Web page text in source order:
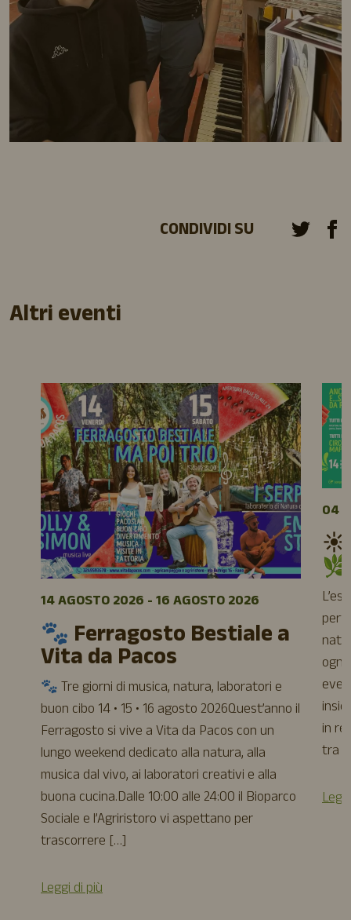
CONDIVIDI SU
Altri eventi
14 AGOSTO 2026 - 16 AGOSTO 2026
🐾 Ferragosto Bestiale a
Vita da Pacos
🐾 Tre giorni di musica, natura, laboratori e
buon cibo 14 • 15 • 16 agosto 2026Quest’anno il
Ferragosto si vive a Vita da Pacos con un
lungo weekend dedicato alla natura, alla
musica dal vivo, ai laboratori creativi e alla
buona cucina.Dalle 10:00 alle 24:00 il Bioparco
Sociale e l’Agriristoro vi aspettano per
trascorrere […]
Leggi di più
04
☀️
🌿
in
tra